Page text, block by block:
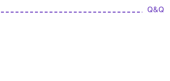
Q&Q